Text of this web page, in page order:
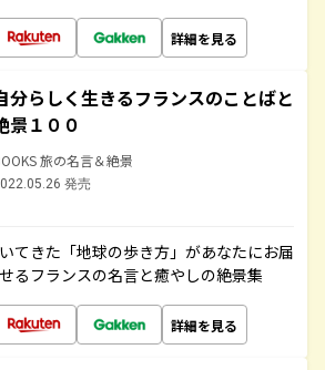
詳細を見る
分らしく生きるフランスのことばと
景１００
旅の名言＆絶景
発売
てきた「地球の歩き方」があなたにお届
るフランスの名言と癒やしの絶景集
詳細を見る